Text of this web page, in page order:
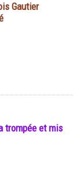
Gautier
trompée et mis